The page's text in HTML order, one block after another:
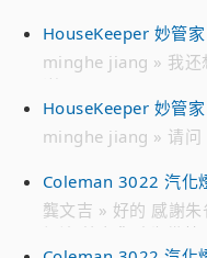
HouseKeeper 妙管
minghe jiang » 我还
谢
HouseKeeper 妙管
minghe jiang » 请问
ID : jmh****** 电
Coleman 3022 汽化
龔文吉 » 好的 感謝
解決 趁有貨時先備